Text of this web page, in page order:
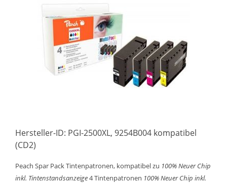
Hersteller-ID: PGI-2500XL, 9254B004 kompatibel
(CD2)
Peach Spar Pack Tintenpatronen, kompatibel zu 100% Neuer Chip
inkl. Tintenstandsanzeige4 Tintenpatronen 100% Neuer Chip inkl.